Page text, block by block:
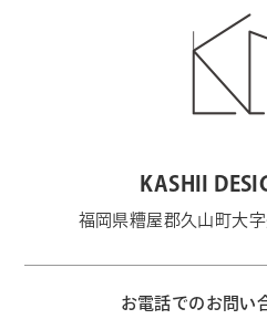
KASHII
福岡県糟屋郡久山町大
お電話でのお問い